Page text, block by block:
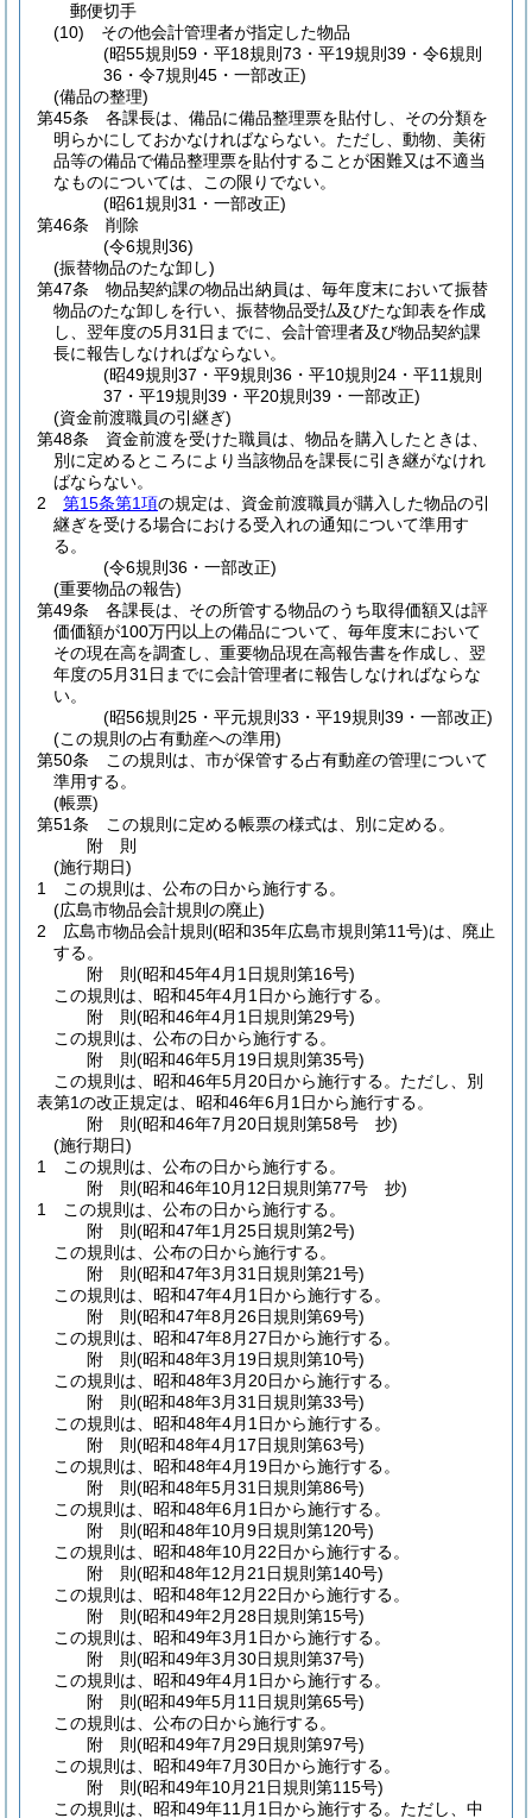
郵便切手
(10)
その他会計管理者が指定した物品
(昭55規則59・平18規則73・平19規則39・令6規則
36・令7規則45・一部改正)
(備品の整理)
第45条
各課長は、備品に備品整理票を貼付し、その分類を
明らかにしておかなければならない。 ただし、動物、美術
品等の備品で備品整理票を貼付することが困難又は不適当
なものについては、この限りでない。
(昭61規則31・一部改正)
第46条
削除
(令6規則36)
(振替物品のたな卸し)
第47条
物品契約課の物品出納員は、毎年度末において振替
物品のたな卸しを行い、振替物品受払及びたな卸表を作成
し、翌年度の5月31日までに、会計管理者及び物品契約課
長に報告しなければならない。
(昭49規則37・平9規則36・平10規則24・平11規則
37・平19規則39・平20規則39・一部改正)
(資金前渡職員の引継ぎ)
第48条
資金前渡を受けた職員は、物品を購入したときは、
別に定めるところにより当該物品を課長に引き継がなけれ
ばならない。
2
第15条第1項の規定は、資金前渡職員が購入した物品の引
継ぎを受ける場合における受入れの通知について準用す
る。
(令6規則36・一部改正)
(重要物品の報告)
第49条
各課長は、その所管する物品のうち取得価額又は評
価価額が100万円以上の備品について、毎年度末において
その現在高を調査し、重要物品現在高報告書を作成し、翌
年度の5月31日までに会計管理者に報告しなければならな
い。
(昭56規則25・平元規則33・平19規則39・一部改正)
(この規則の占有動産への準用)
第50条
この規則は、市が保管する占有動産の管理について
準用する。
(帳票)
第51条
この規則に定める帳票の様式は、別に定める。
附 則
(施行期日)
1
この規則は、公布の日から施行する。
(広島市物品会計規則の廃止)
2
広島市物品会計規則 (昭和35年広島市規則第11号)は、廃止
する。
附 則(昭和45年4月1日規則第16号)
この規則は、昭和45年4月1日から施行する。
附 則(昭和46年4月1日規則第29号)
この規則は、公布の日から施行する。
附 則(昭和46年5月19日規則第35号)
この規則は、昭和46年5月20日から施行する。 ただし、別
表第1の改正規定は、昭和46年6月1日から施行する。
附 則(昭和46年7月20日規則第58号 抄)
(施行期日)
1
この規則は、公布の日から施行する。
附 則(昭和46年10月12日規則第77号 抄)
1
この規則は、公布の日から施行する。
附 則(昭和47年1月25日規則第2号)
この規則は、公布の日から施行する。
附 則(昭和47年3月31日規則第21号)
この規則は、昭和47年4月1日から施行する。
附 則(昭和47年8月26日規則第69号)
この規則は、昭和47年8月27日から施行する。
附 則(昭和48年3月19日規則第10号)
この規則は、昭和48年3月20日から施行する。
附 則(昭和48年3月31日規則第33号)
この規則は、昭和48年4月1日から施行する。
附 則(昭和48年4月17日規則第63号)
この規則は、昭和48年4月19日から施行する。
附 則(昭和48年5月31日規則第86号)
この規則は、昭和48年6月1日から施行する。
附 則(昭和48年10月9日規則第120号)
この規則は、昭和48年10月22日から施行する。
附 則(昭和48年12月21日規則第140号)
この規則は、昭和48年12月22日から施行する。
附 則(昭和49年2月28日規則第15号)
この規則は、昭和49年3月1日から施行する。
附 則(昭和49年3月30日規則第37号)
この規則は、昭和49年4月1日から施行する。
附 則(昭和49年5月11日規則第65号)
この規則は、公布の日から施行する。
附 則(昭和49年7月29日規則第97号)
この規則は、昭和49年7月30日から施行する。
附 則(昭和49年10月21日規則第115号)
この規則は、昭和49年11月1日から施行する。 ただし、中